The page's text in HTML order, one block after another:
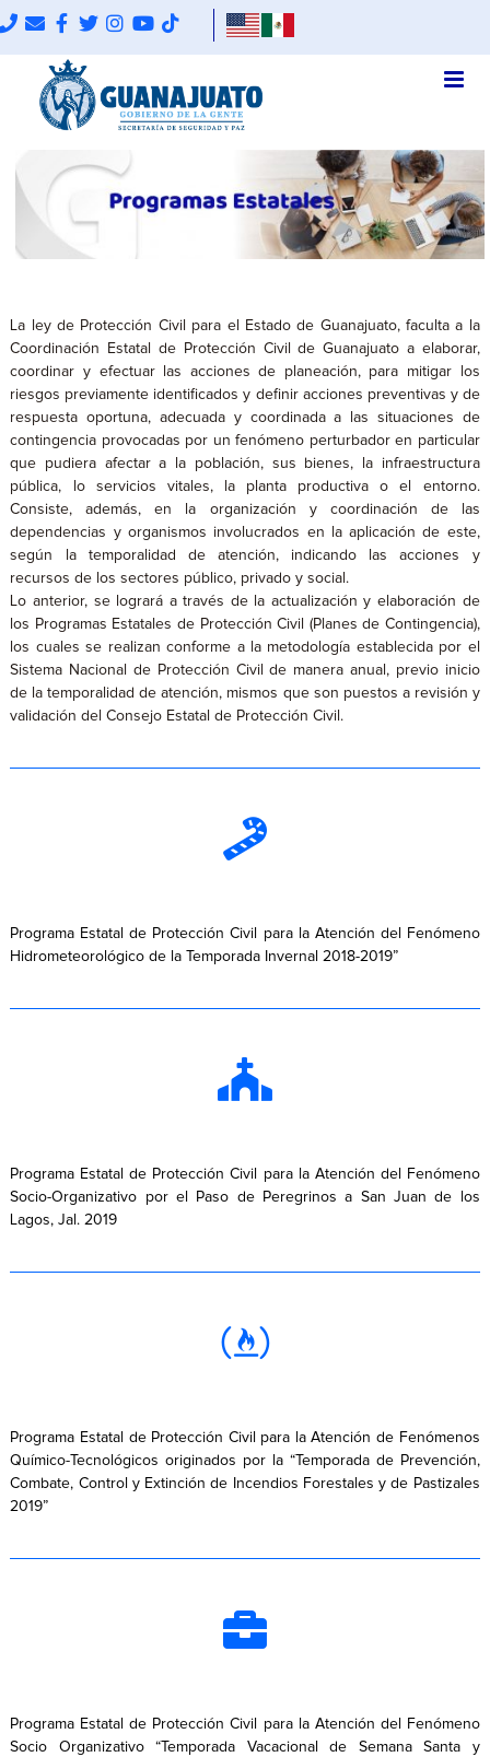
La ley de Protección Civil para el Estado de Guanajuato, faculta a la
Coordinación Estatal de Protección Civil de Guanajuato a elaborar,
coordinar y efectuar las acciones de planeación, para mitigar los
riesgos previamente identificados y definir acciones preventivas y de
respuesta oportuna, adecuada y coordinada a las situaciones de
contingencia provocadas por un fenómeno perturbador en particular
que pudiera afectar a la población, sus bienes, la infraestructura
pública, lo servicios vitales, la planta productiva o el entorno.
Consiste, además, en la organización y coordinación de las
dependencias y organismos involucrados en la aplicación de este,
según la temporalidad de atención, indicando las acciones y
recursos de los sectores público, privado y social.
Lo anterior, se logrará a través de la actualización y elaboración de
los Programas Estatales de Protección Civil (Planes de Contingencia),
los cuales se realizan conforme a la metodología establecida por el
Sistema Nacional de Protección Civil de manera anual, previo inicio
de la temporalidad de atención, mismos que son puestos a revisión y
validación del Consejo Estatal de Protección Civil.
Programa Estatal de Protección Civil para la Atención del Fenómeno
Hidrometeorológico de la Temporada Invernal 2018-2019”
Programa Estatal de Protección Civil para la Atención del Fenómeno
Socio-Organizativo por el Paso de Peregrinos a San Juan de los
Lagos, Jal. 2019
Programa Estatal de Protección Civil para la Atención de Fenómenos
Químico-Tecnológicos originados por la “Temporada de Prevención,
Combate, Control y Extinción de Incendios Forestales y de Pastizales
2019”
Programa Estatal de Protección Civil para la Atención del Fenómeno
Socio Organizativo “Temporada Vacacional de Semana Santa y